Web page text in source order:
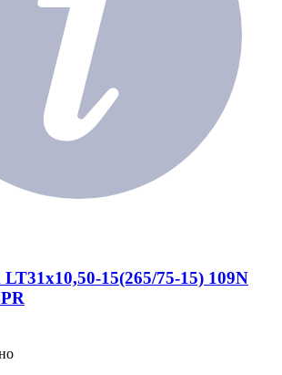
15(265/75-15) 109N